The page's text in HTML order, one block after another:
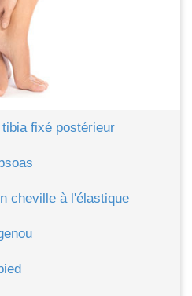
fixé postérieur
cheville à l'élastique